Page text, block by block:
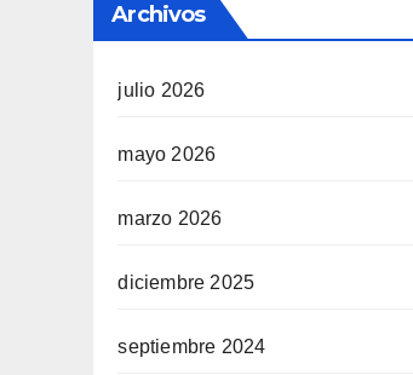
Archivos
julio 2026
mayo 2026
marzo 2026
diciembre 2025
septiembre 2024